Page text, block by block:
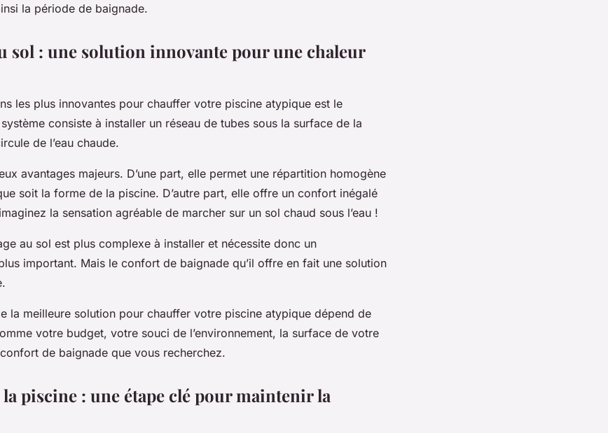
la période de baignade.
sol : une solution innovante pour une chaleur
les plus innovantes pour chauffer votre piscine atypique est le
consiste à installer un réseau de tubes sous la surface de la
de l’eau chaude.
avantages majeurs. D’une part, elle permet une répartition homogène
soit la forme de la piscine. D’autre part, elle offre un confort inégalé
la sensation agréable de marcher sur un sol chaud sous l’eau !
au sol est plus complexe à installer et nécessite donc un
important. Mais le confort de baignade qu’il offre en fait une solution
la meilleure solution pour chauffer votre piscine atypique dépend de
votre budget, votre souci de l’environnement, la surface de votre
de baignade que vous recherchez.
la piscine : une étape clé pour maintenir la